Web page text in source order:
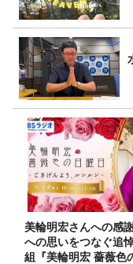
美輪明宏さんへの感
への思いをつなぐ追
組『美輪明宏 薔薇色